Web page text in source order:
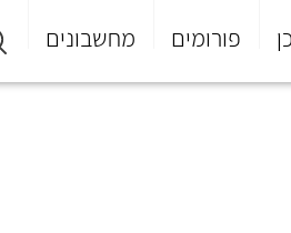
פורומים מחשבונים